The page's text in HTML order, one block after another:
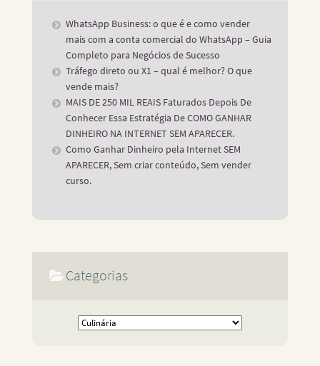
WhatsApp Business: o que é e como vender
mais com a conta comercial do WhatsApp – Guia
Completo para Negócios de Sucesso
Tráfego direto ou X1 – qual é melhor? O que
vende mais?
MAIS DE 250 MIL REAIS Faturados Depois De
Conhecer Essa Estratégia De COMO GANHAR
DINHEIRO NA INTERNET SEM APARECER.
Como Ganhar Dinheiro pela Internet SEM
APARECER, Sem criar conteúdo, Sem vender
curso.
Categorias